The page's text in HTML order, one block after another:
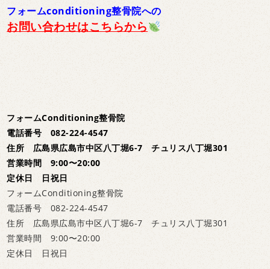
フォームconditioning整骨院への
お問い合わせはこちらから
フォームConditioning整骨院
電話番号 082-224-4547
住所 広島県広島市中区八丁堀6-7 チュリス八丁堀301
営業時間 9:00〜20:00
定休日 日祝日
フォームConditioning整骨院
電話番号 082-224-4547
住所 広島県広島市中区八丁堀6-7 チュリス八丁堀301
営業時間 9:00〜20:00
定休日 日祝日